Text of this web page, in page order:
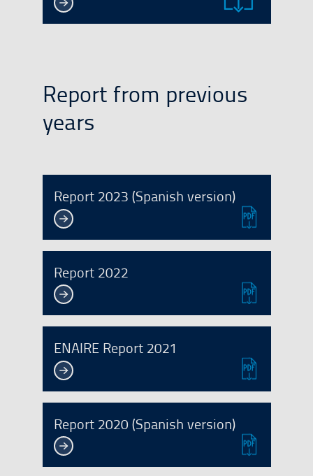
Report from previous
years
Report 2023 (Spanish version)
Report 2022
ENAIRE Report 2021
Report 2020 (Spanish version)